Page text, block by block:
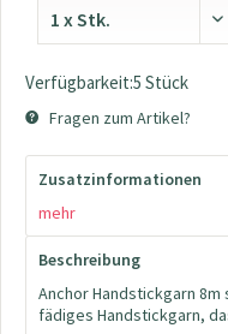
Verfügbarkeit:5 Stück
Fragen zum Artikel?
Zusatzinformationen
mehr
Beschreibung
Anchor Handstickgarn
fädiges Handstickgarn,